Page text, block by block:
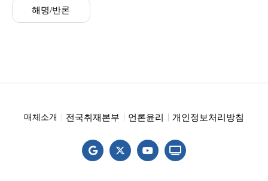
해명/반론
매체소개 전국취재본부 언론윤리 개인정보처리방침